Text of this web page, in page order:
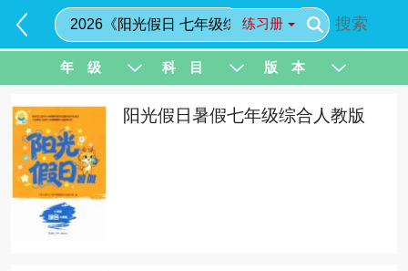
练习册 搜索
年 级 科 目 版 本
阳光假日暑假七年级综合人教版